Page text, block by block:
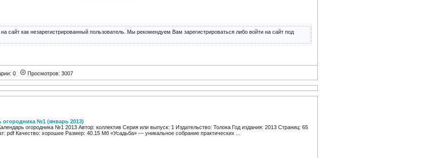
сайт как незарегистрированный пользователь. Мы рекомендуем Вам зарегистрироваться либо войти на сайт под
0 Просмотров: 3007
огородника №1 (январь 2013)
огородника №1 2013 Автор: коллектив Серия или выпуск: 1 Издательство: Толока Год издания: 2013 Страниц: 65
pdf Качество: хорошее Размер: 40.15 Мб «Усадьба» — уникальное собрание практических ...